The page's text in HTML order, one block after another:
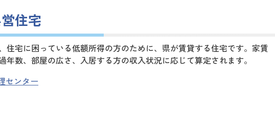
住宅
住宅に困っている低額所得の方のために、県が賃貸する住宅です。家賃
年数、部屋の広さ、入居する方の収入状況に応じて算定されます。
センター